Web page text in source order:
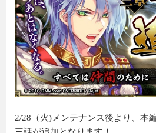
2/28（火)メンテナンス後より、本